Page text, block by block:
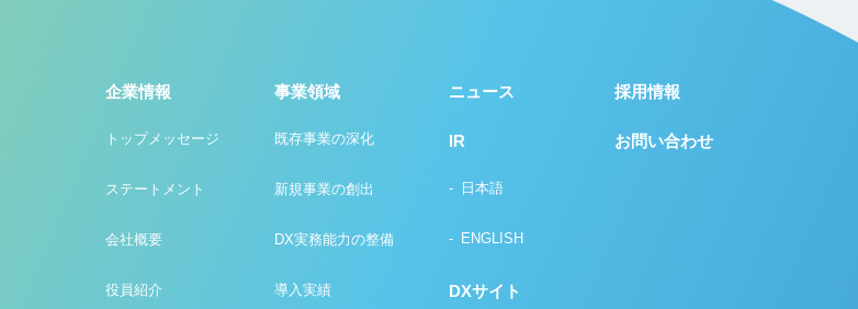
企業情報
トップメッセージ
ステートメント
会社概要
役員紹介
事業領域
既存事業の深化
新規事業の創出
DX実務能力の整備
導入実績
ニュース
IR
日本語
ENGLISH
DXサイト
採用情報
お問い合わせ